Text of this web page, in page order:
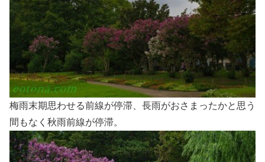
梅雨末期思わせる前線が停滞、長雨がおさまったかと思う
間もなく秋雨前線が停滞。